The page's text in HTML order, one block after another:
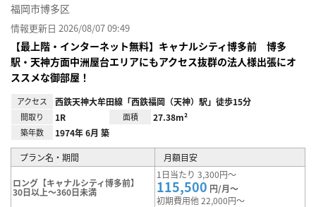
福岡市博多区
情報更新日 2026/08/07 09:49
【最上階・インターネット無料】キャナルシティ博多前 博多
駅・天神方面中洲屋台エリアにもアクセス抜群の法人様出張にオ
ススメな御部屋！
アクセス 西鉄天神大牟田線「西鉄福岡（天神）駅」徒歩15分
間取り 1R 面積 27.38m²
築年数 1974年 6月 築
プラン名・期間 月額目安
ロング【キャナルシティ博多前】
30日以上～360日未満
1日当たり 3,300円～
115,500 円/月～
初期費用他 22,000円～